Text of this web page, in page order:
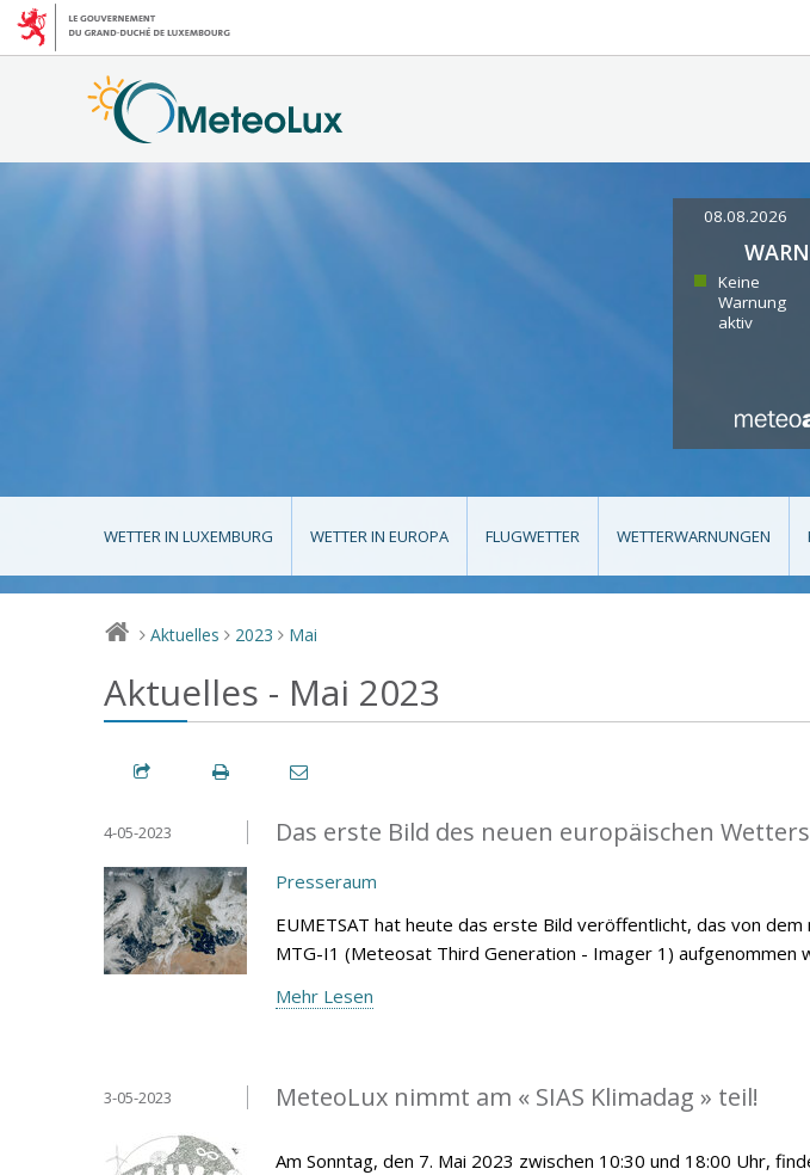
08.08.2026
Keine
Warnung
aktiv
WETTER IN LUXEMBURG WETTER IN EUROPA FLUGWETTER WETTERWARNUNGEN
> Aktuelles > 2023 > Mai
Aktuelles - Mai 2023
Das erste Bild des neuen europäischen
4-05-2023
Presseraum
EUMETSAT hat heute das erste Bild veröffentlicht, das von
MTG-I1 (Meteosat Third Generation - Imager 1) aufgenommen
Mehr Lesen
MeteoLux nimmt am « SIAS Klimadag » teil!
3-05-2023
Am Sonntag, den 7. Mai 2023 zwischen 10:30 und 18:00 Uhr,